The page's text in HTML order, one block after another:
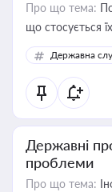
Про що тема:
що стосується
Державна
Державні
проблеми
Про що тема: